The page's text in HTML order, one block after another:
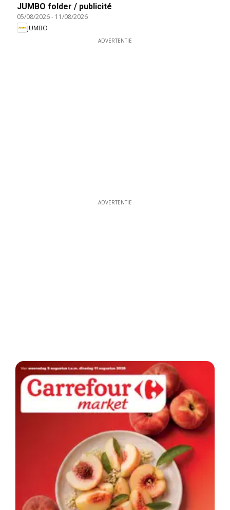
JUMBO folder / publicité
05/08/2026- 11/08/2026
JUMBO
ADVERTENTIE
ADVERTENTIE